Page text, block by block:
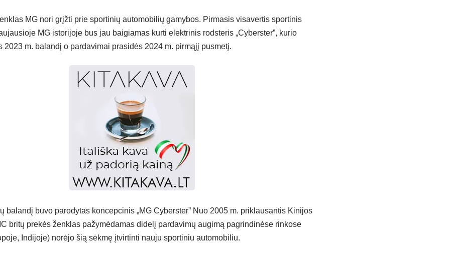
MG nori grįžti prie sportinių automobilių gamybos. Pirmasis visavertis sportinis
MG istorijoje bus jau baigiamas kurti elektrinis rodsteris „Cyberster”, kurio
2023 m. balandį o pardavimai prasidės 2024 m. pirmąjį pusmetį.
balandį buvo parodytas koncepcinis „MG Cyberster” Nuo 2005 m. priklausantis Kinijos
britų prekės ženklas pažymėdamas didelį pardavimų augimą pagrindinėse rinkose
Indijoje) norėjo šią sėkmę įtvirtinti nauju sportiniu automobiliu.